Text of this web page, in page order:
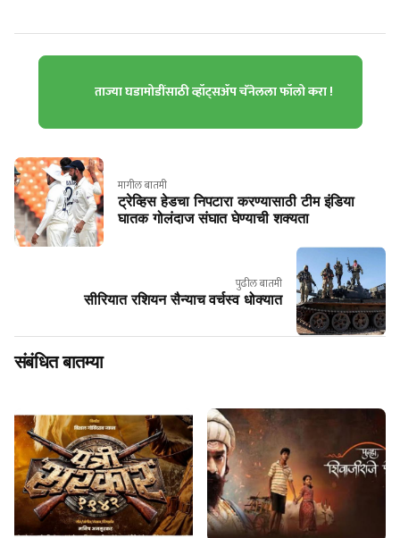
ताज्या घडामोडींसाठी व्हॉट्सॲप चॅनेलला फॉलो करा !
मागील बातमी
ट्रेव्हिस हेडचा निपटारा करण्यासाठी टीम इंडिया
घातक गोलंदाज संघात घेण्याची शक्यता
पुढील बातमी
सीरियात रशियन सैन्याच वर्चस्व धोक्यात
संबंधित बातम्या